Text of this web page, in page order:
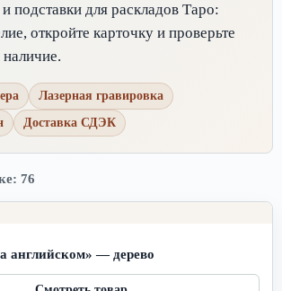
подставки для раскладов Таро:
откройте карточку и проверьте
Лазерная гравировка
Доставка СДЭК
76
английском» — дерево